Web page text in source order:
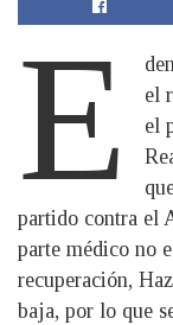
E
el
el
partido contra el
parte médico no
recuperación,
baja, por lo que